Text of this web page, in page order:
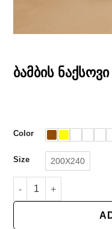
ბამბის
Color
Size 200X240
ბამბის ნაქსოვი პლედი